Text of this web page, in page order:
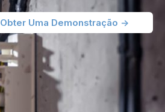
Obter Uma Demonstração ->